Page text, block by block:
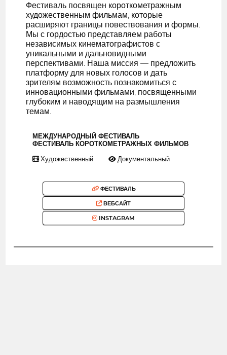
Фестиваль посвящен короткометражным
художественным фильмам, которые
расширяют границы повествования и формы.
Мы с гордостью представляем работы
независимых кинематографистов с
уникальными и дальновидными
перспективами. Наша миссия — предложить
платформу для новых голосов и дать
зрителям возможность познакомиться с
инновационными фильмами, посвященными
глубоким и наводящим на размышления
темам.
МЕЖДУНАРОДНЫЙ ФЕСТИВАЛЬ
ФЕСТИВАЛЬ КОРОТКОМЕТРАЖНЫХ ФИЛЬМОВ
Художественный Документальный
ФЕСТИВАЛЬ
ВЕБСАЙТ
INSTAGRAM